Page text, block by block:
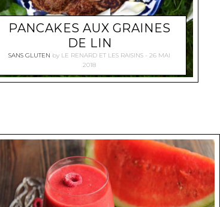
PANCAKES AUX GRAINES
DE LIN
SANS GLUTEN by LE RENARD ET LES RAISINS
26 MAI
2018